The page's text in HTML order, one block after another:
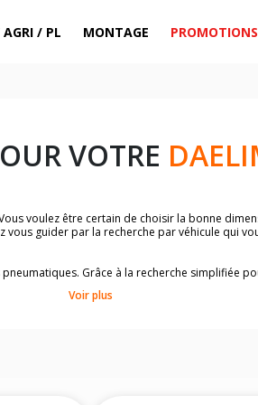
/ PL MONTAGE PROMOTIONS
VOTRE
voulez être certain de choisir la bonne
vous guider par la recherche par véhicule qui
Grâce à la recherche simplifiée
? Ces informations sont indiquées sur le
Voir plus